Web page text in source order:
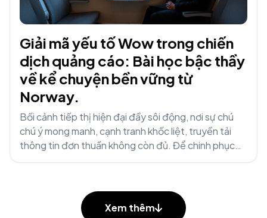
Giải mã yếu tố Wow trong chiến
dịch quảng cáo: Bài học bậc thầy
về kể chuyện bền vững từ
Norway.
Bối cảnh tiếp thị hiện đại đầy sôi động, nơi sự chú
chú ý mong manh, cạnh tranh khốc liệt, truyền tải
thông tin đơn thuần không còn đủ. Để chinh phục
trái tim và tâm trí, các thương hiệu...
Xem thêm